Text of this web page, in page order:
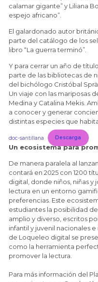
calamar gigante” y Liliana
espejo africano”.
El galardonado autor
parte del catálogo de los
libro “La guerra terminó”.
Y para cerrar un año de
parte de las bibliotecas de
del bichólogo Cristóbal
Un viaje con las mariposas
Medina y Catalina Mekis.
a conocer y generar
distintas especies que
doc-santillana Descarga
Un ecosistema para
De manera paralela al
contará en 2025 con 1200
digital, donde niños, niñas y
lectura en un entorno
preferencias. Este
estudiantes la posibilidad
amplio y diverso, escritos
infantil y juvenil nacionales
de Loqueleo digital se
como la herramienta
promover la lectura.
Para más información del